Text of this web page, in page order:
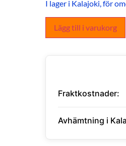
I lager i Kalajoki, för
Lägg till i varukorg
Fraktkostnader:
Avhämtning i